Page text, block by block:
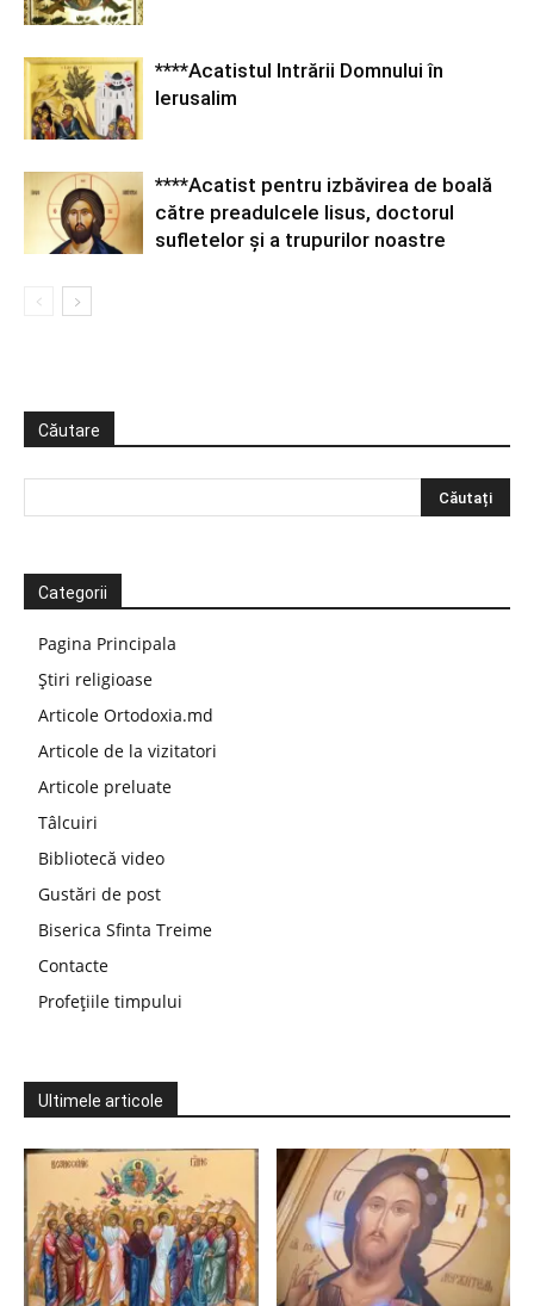
****Acatistul Intrării Domnului în
Ierusalim
****Acatist pentru izbăvirea de boală
către preadulcele Iisus, doctorul
sufletelor şi a trupurilor noastre
Căutare
Categorii
Pagina Principala
Știri religioase
Articole Ortodoxia.md
Articole de la vizitatori
Articole preluate
Tâlcuiri
Bibliotecă video
Gustări de post
Biserica Sfinta Treime
Contacte
Profețiile timpului
Ultimele articole